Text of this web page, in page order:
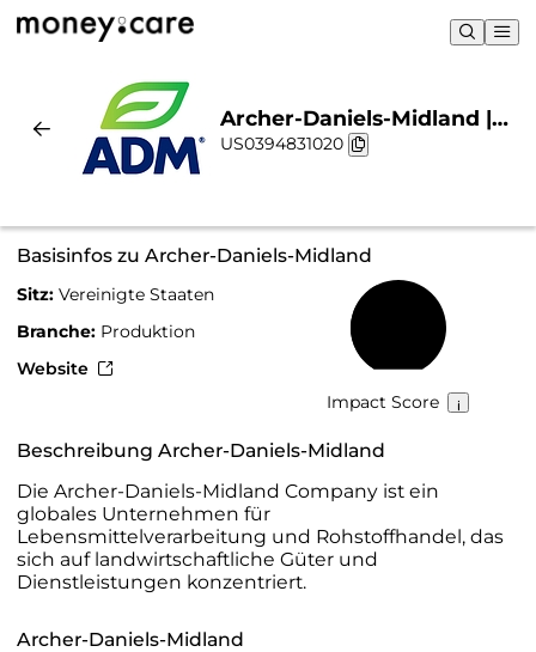
Archer-Daniels-Midland |
Nachhaltigkeit & Chart
US0394831020
Basisinfos zu Archer-Daniels-Midland
Sitz: Vereinigte Staaten
Branche: Produktion
Website
Impact Score
Beschreibung Archer-Daniels-Midland
Die Archer-Daniels-Midland Company ist ein
globales Unternehmen für
Lebensmittelverarbeitung und Rohstoffhandel, das
sich auf landwirtschaftliche Güter und
Dienstleistungen konzentriert.
Archer-Daniels-Midland